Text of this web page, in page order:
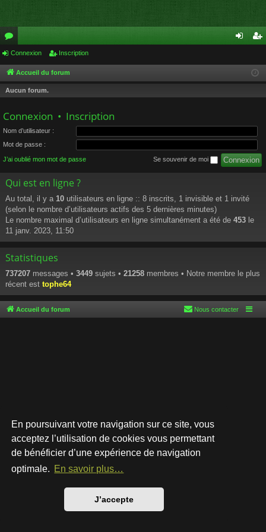
En poursuivant votre navigation sur ce site, vous
acceptez l’utilisation de cookies vous permettant
de bénéficier d’une expérience de navigation
optimale. En savoir plus…
J’accepte
or
u
m
cri
Connexion Inscription
Accueil du forum
Aucun forum.
Connexion • Inscription
Nom d’utilisateur :
Mot de passe :
J’ai oublié mon mot de passe Se souvenir de moi
Qui est en ligne ?
Au total, il y a 10 utilisateurs en ligne :: 8 inscrits, 1 invisible et 1 invité
(selon le nombre d’utilisateurs actifs des 5 dernières minutes)
Le nombre maximal d’utilisateurs en ligne simultanément a été de 453 le
11 janv. 2023, 11:50
Statistiques
737207 messages • 3449 sujets • 21258 membres • Notre membre le plus
récent est tophe64
Accueil du forum Nous contacter
Développé parphpBB® Forum Software © phpBB Limited
Style par
Traduction française officielle